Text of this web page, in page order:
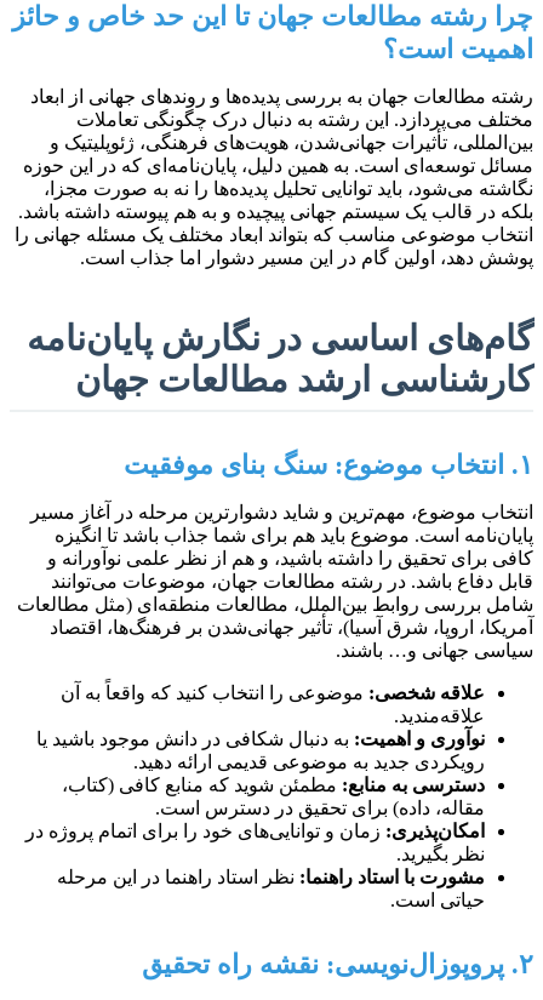
چرا رشته مطالعات جهان تا این حد خاص و حائز
اهمیت است؟
رشته مطالعات جهان به بررسی پدیده‌ها و روندهای جهانی از ابعاد
مختلف می‌پردازد. این رشته به دنبال درک چگونگی تعاملات
بین‌المللی، تأثیرات جهانی‌شدن، هویت‌های فرهنگی، ژئوپلیتیک و
مسائل توسعه‌ای است. به همین دلیل، پایان‌نامه‌ای که در این حوزه
نگاشته می‌شود، باید توانایی تحلیل پدیده‌ها را نه به صورت مجزا،
بلکه در قالب یک سیستم جهانی پیچیده و به هم پیوسته داشته باشد.
انتخاب موضوعی مناسب که بتواند ابعاد مختلف یک مسئله جهانی را
پوشش دهد، اولین گام در این مسیر دشوار اما جذاب است.
گام‌های اساسی در نگارش پایان‌نامه
کارشناسی ارشد مطالعات جهان
۱. انتخاب موضوع: سنگ بنای موفقیت
انتخاب موضوع، مهم‌ترین و شاید دشوارترین مرحله در آغاز مسیر
پایان‌نامه است. موضوع باید هم برای شما جذاب باشد تا انگیزه
کافی برای تحقیق را داشته باشید، و هم از نظر علمی نوآورانه و
قابل دفاع باشد. در رشته مطالعات جهان، موضوعات می‌توانند
شامل بررسی روابط بین‌الملل، مطالعات منطقه‌ای (مثل مطالعات
آمریکا، اروپا، شرق آسیا)، تأثیر جهانی‌شدن بر فرهنگ‌ها، اقتصاد
سیاسی جهانی و… باشند.
علاقه شخصی: موضوعی را انتخاب کنید که واقعاً به آن
علاقه‌مندید.
نوآوری و اهمیت: به دنبال شکافی در دانش موجود باشید یا
رویکردی جدید به موضوعی قدیمی ارائه دهید.
دسترسی به منابع: مطمئن شوید که منابع کافی (کتاب،
مقاله، داده) برای تحقیق در دسترس است.
امکان‌پذیری: زمان و توانایی‌های خود را برای اتمام پروژه در
نظر بگیرید.
مشورت با استاد راهنما: نظر استاد راهنما در این مرحله
حیاتی است.
۲. پروپوزال‌نویسی: نقشه راه تحقیق